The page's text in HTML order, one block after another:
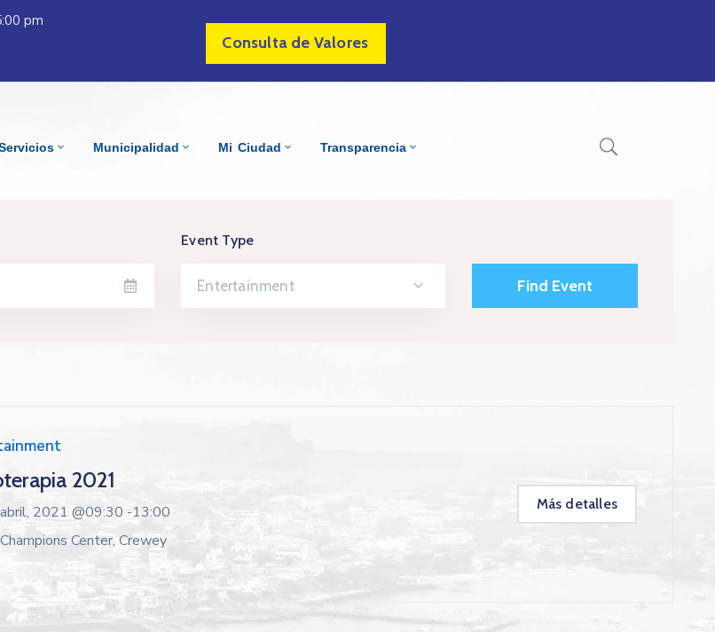
pm
Consulta de Valores
Municipalidad Mi Ciudad Transparencia
Event Type
Entertainment
2021
2021 @09:30 -13:00
Center, Crewey
Más detalles